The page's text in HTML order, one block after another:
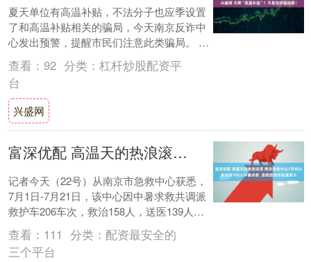
夏天单位有高温补贴，不法分子也应季设置
了和高温补贴相关的骗局，今天南京反诈中
心发出预警，提醒市民们注意此类骗局。 陈
女士上班时，收到了人力资源部发来的一封
邮件，....
查看： 92 分类： 杠杆炒股配资平
台
兴盛网
富深优配 高温天的热浪滚烫 南京急救中心7月份以来接到158人中暑求救 急救技能你知道多少
记者今天（22号）从南京市急救中心获悉，
7月1日-7月21日，该中心因中暑求救共调派
救护车206车次，救治158人，送医139人。
持续的高温让大家感受到了别样的....
查看： 111 分类： 配资最安全的
三个平台